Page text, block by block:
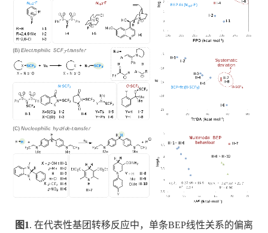
图1. 在代表性基团转移反应中，单条BEP线性关系的偏离